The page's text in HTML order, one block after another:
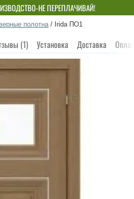
НЕ ПЕРЕПЛАЧИВАЙ!
полотна / Irida ПО1
(1) Установка Доставка